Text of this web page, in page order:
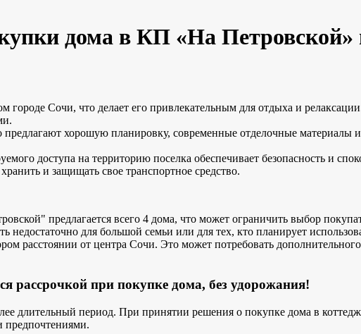
дома в КП «На Петровской»
Сочи, что делает его привлекательным для отдыха и
хорошую планировку, современные отделочные материалы
доступа на территорию поселка обеспечивает безопасность и
и защищать свое транспортное средство.
предлагается всего 4 дома, что может ограничить выбор
для большой семьи или для тех, кто планирует
расстоянии от центра Сочи. Это может потребовать
рассрочкой при покупке дома, без удорожания!
длительный период. При принятии решения о покупке дома в
предпочтениями.